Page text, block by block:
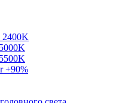
2400K
+90%